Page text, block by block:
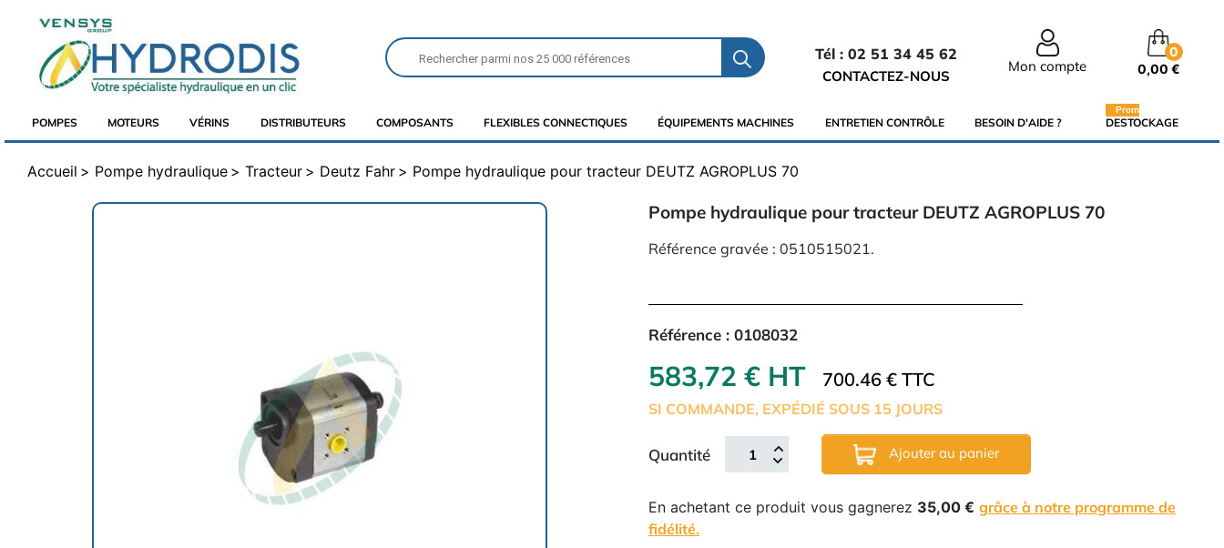
Tél : 02 51 34 45 62
CONTACTEZ-NOUS
Mon compte
0
0,00 €
POMPES MOTEURS VÉRINS DISTRIBUTEURS COMPOSANTS FLEXIBLES CONNECTIQUES ÉQUIPEMENTS MACHINES ENTRETIEN CONTRÔLE BESOIN D'AIDE ? DESTOCKAGE
Promo
Accueil Pompe hydraulique Tracteur Deutz Fahr Pompe hydraulique pour tracteur DEUTZ AGROPLUS 70
Pompe hydraulique pour tracteur DEUTZ AGROPLUS 70
Référence gravée : 0510515021.
Référence : 0108032
583,72 € HT 700.46 € TTC
SI COMMANDE, EXPÉDIÉ SOUS 15 JOURS
Quantité Ajouter au panier
En achetant ce produit vous gagnerez 35,00 € grâce à notre programme de
fidélité.